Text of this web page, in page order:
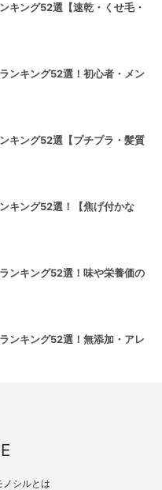
キング52選【速乾・くせ毛・
ンキング52選！初心者・メン
キング52選【プチプラ・髪質
キング52選！【焦げ付かな
ンキング52選！味や栄養価の
ンキング52選！無添加・アレ
ノシルとは